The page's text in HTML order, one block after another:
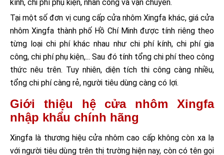
kính, chi phí phụ kiện, nhân công và vận chuyển.
Tại một số đơn vị cung cấp cửa nhôm Xingfa khác, giá cửa
nhôm Xingfa thành phố Hồ Chí Minh được tính riêng theo
từng loại chi phí khác nhau như chi phí kính, chi phí gia
công, chi phí phụ kiện,... Sau đó tính tổng chi phí theo công
thức nêu trên. Tuy nhiên, diện tích thi công càng nhiều,
tổng chi phí càng rẻ, người tiêu dùng càng có lợi.
Giới thiệu hệ cửa nhôm Xingfa
nhập khẩu chính hãng
Xingfa là thương hiệu cửa nhôm cao cấp không còn xa lạ
với người tiêu dùng trên thị trường hiện nay, còn có tên gọi